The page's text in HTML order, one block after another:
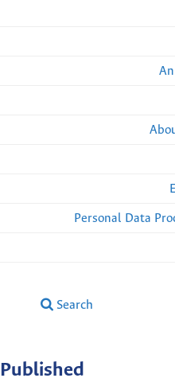
Personal Data
Search
Published